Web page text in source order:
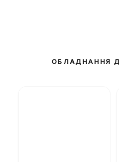
ОБЛАДНАННЯ